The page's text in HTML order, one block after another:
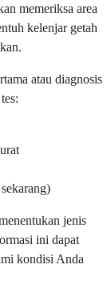
memeriksa area
kelenjar getah
atau diagnosis
jenis
ini dapat
kondisi Anda